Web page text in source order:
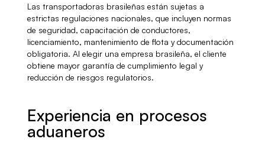
Las transportadoras brasileñas están sujetas a
estrictas regulaciones nacionales, que incluyen normas
de seguridad, capacitación de conductores,
licenciamiento, mantenimiento de flota y documentación
obligatoria. Al elegir una empresa brasileña, el cliente
obtiene mayor garantía de cumplimiento legal y
reducción de riesgos regulatorios.
Experiencia en procesos
aduaneros